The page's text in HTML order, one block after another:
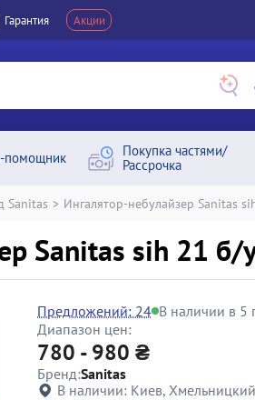
Гарантия Акции
помощник
Покупка частями/
Рассрочка
Sanitas > Ингалятор-небулайзер Sanitas
Sanitas sih 21 б/
Предложений: 24 В наличии в 5
Диапазон цен:
780 - 980 ₴
Бренд:Sanitas
В наличии: Киев,